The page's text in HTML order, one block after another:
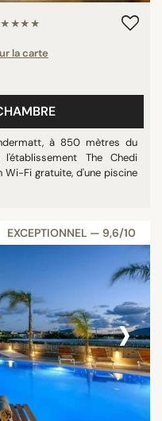
la carte
à 850 mètres du
The Chedi
Fi gratuite, d'une piscine
EXCEPTIONNEL — 9,6/10
›